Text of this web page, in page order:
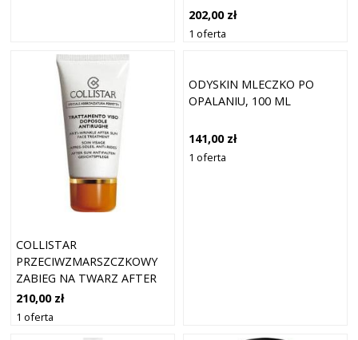
202,00 zł
1 oferta
COLLISTAR
PRZECIWZMARSZCZKOWY
ZABIEG NA TWARZ AFTER
SUN 50ML
210,00 zł
1 oferta
ODYSKIN MLECZKO PO
OPALANIU, 100 ML
141,00 zł
1 oferta